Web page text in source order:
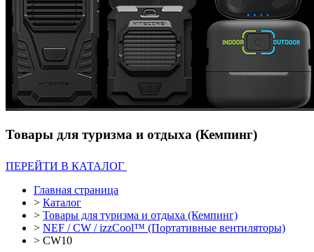
Товары для туризма и отдыха (Кемпинг)
ПЕРЕЙТИ В КАТАЛОГ
Главная страница
> Каталог
> Товары для туризма и отдыха (Кемпинг)
> NEF / CW / izzCool™ (Портативные вентиляторы)
> CW10